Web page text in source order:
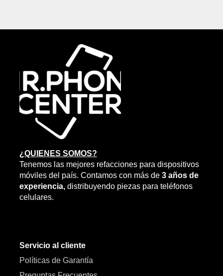
¿QUIENES SOMOS?
Tenemos las mejores refacciones para dispositivos
móviles del país. Contamos con más de 3 años de
experiencia, distribuyendo piezas para teléfonos
celulares.
Servicio al cliente
Políticas de Garantía